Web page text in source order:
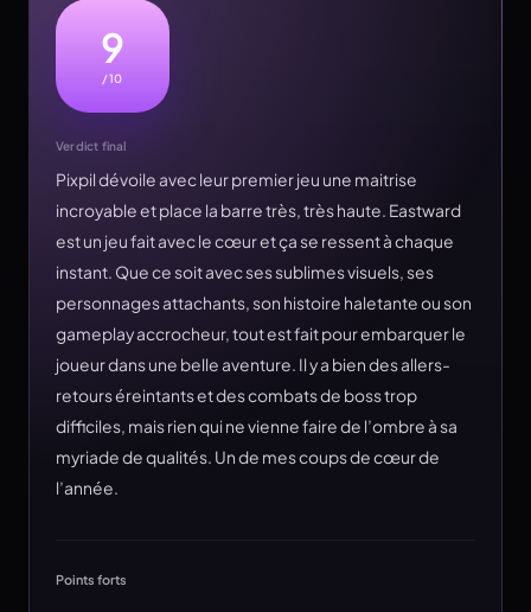
9
/10
Verdict final
Pixpil dévoile avec leur premier jeu une maitrise
incroyable et place la barre très, très haute. Eastward
est un jeu fait avec le cœur et ça se ressent à chaque
instant. Que ce soit avec ses sublimes visuels, ses
personnages attachants, son histoire haletante ou son
gameplay accrocheur, tout est fait pour embarquer le
joueur dans une belle aventure. Il y a bien des allers-
retours éreintants et des combats de boss trop
difficiles, mais rien qui ne vienne faire de l’ombre à sa
myriade de qualités. Un de mes coups de cœur de
l’année.
Points forts